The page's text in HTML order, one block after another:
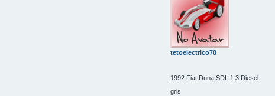
tetoelectrico70
1992 Fiat Duna SDL 1.3 Diesel
gris